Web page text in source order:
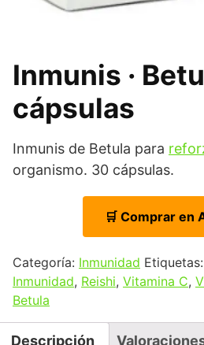
Inmunis ·
cápsulas
Inmunis de Betula para
organismo. 30 cápsulas.
🛒 Comprar en
Categoría: Inmunidad Etiquetas:
Inmunidad, Reishi, Vitamina C,
Betula
Descripción